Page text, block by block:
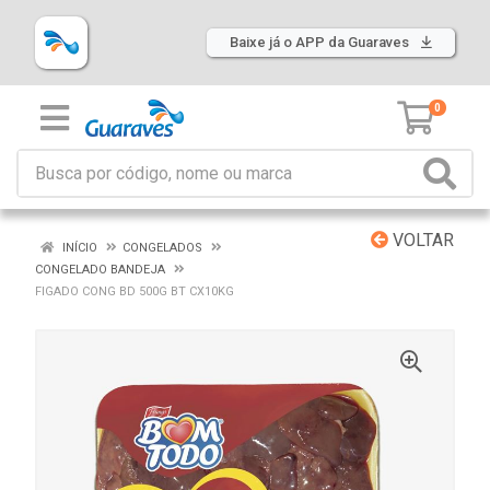
Baixe já o APP da Guaraves
0
VOLTAR
INÍCIO
CONGELADOS
CONGELADO BANDEJA
FIGADO CONG BD 500G BT CX10KG